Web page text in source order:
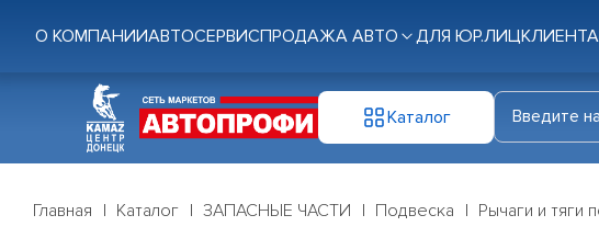
О КОМПАНИИАВТОСЕРВИСПРОДАЖА АВТО ДЛЯ ЮР.ЛИЦ
Каталог
Главная Каталог ЗАПАСНЫЕ ЧАСТИ Подвеска Рычаги и тяги